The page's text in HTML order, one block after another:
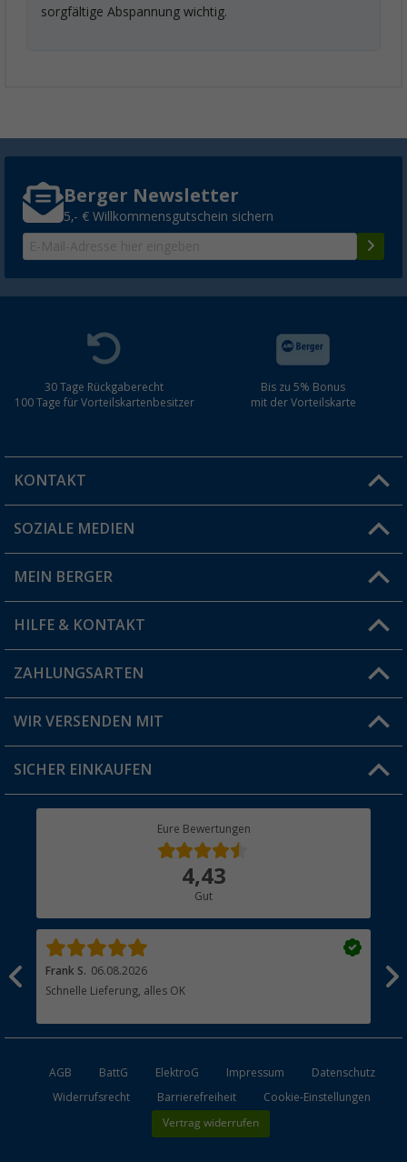
sorgfältige Abspannung wichtig.
Berger Newsletter
5,- € Willkommensgutschein sichern
30 Tage Rückgaberecht
100 Tage für Vorteilskartenbesitzer
Bis zu 5% Bonus
mit der Vorteilskarte
KONTAKT
Du hast eine Frage?
Filiale finden
SOZIALE MEDIEN
MEIN BERGER
Vorteilskarte
Blog
Jobs & Karriere
HILFE & KONTAKT
FAQ & Kontakt
Versandinformationen
Rücksendung
ZAHLUNGSARTEN
WIR VERSENDEN MIT
SICHER EINKAUFEN
Eure Bewertungen
4,43
Gut
Frank S. 06.08.2026
Schnelle Lieferung, alles OK
AGB BattG ElektroG Impressum
Datenschutz
Widerrufsrecht
Barrierefreiheit Cookie-Einstellungen
Vertrag widerrufen